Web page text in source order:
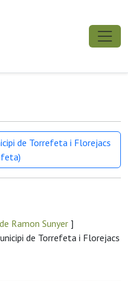
de Torrefeta i Florejacs
Ramon Sunyer ]
de Torrefeta i Florejacs